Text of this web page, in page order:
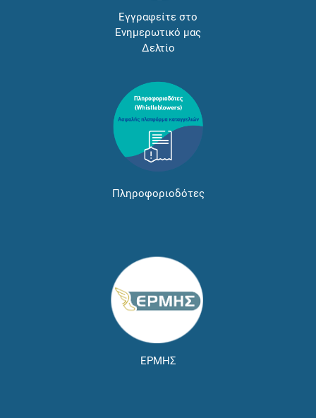
Εγγραφείτε στο
Ενημερωτικό μας
Δελτίο
Πληροφοριοδότες
ΕΡΜΗΣ